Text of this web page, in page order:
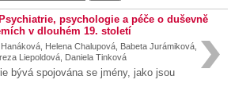
psychologie a péče o duševně
v dlouhém 19. století
Helena Chalupová, Babeta Jurámiková,
Liepoldová, Daniela Tinková
bývá spojována se jmény, jako jsou